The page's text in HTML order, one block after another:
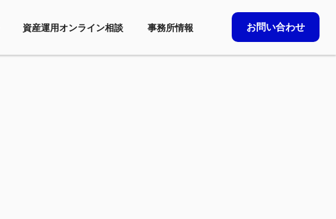
資産運用オンライン相談 事務所情報 お問い合わせ